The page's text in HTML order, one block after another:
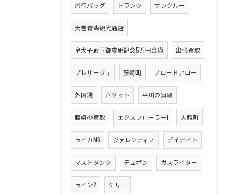
旅行バッグ トランク サンクルー
大吉青森観光通店
皇太子殿下御成婚記念5万円金貨 出張買取
プレザージュ 藤崎町 ブロードアロー
外国銭 バケット 平川の買取
藤崎の買取 エクスプローラーI 大鰐町
ライカM6 ヴァレンティノ デイデイト
マストタンク デュポン ガスライター
ライン2 ケリー